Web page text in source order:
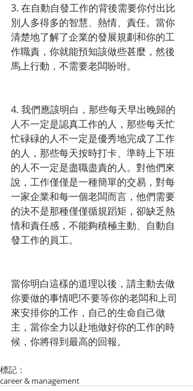
3. 在自動自發工作的背後需要你付出比
別人多得多的智慧、熱情、責任。當你
清楚地了解了企業的發展規劃和你的工
作職責，你就能預知該做些甚麼，然後
馬上行動，不需要老闆吩咐。
4. 我們應該明白，那些每天早出晚歸的
人不一定是認真工作的人，那些每天忙
忙碌碌的人不一定是優秀地完成了工作
的人，那些每天按時打卡、準時上下班
的人不一定是盡職盡責的人。對他們來
說，工作僅僅是一種簡單的交易，對每
一家企業和每一個老闆而言，他們需要
的決不是那種僅僅循規蹈矩，卻缺乏熱
情和責任感，不能夠積極主動、自動自
發工作的員工。
當你明白這樣的道理以後，請主動去做
你要做的事情吧!不要等你的老闆和上司
來安排你的工作，自己的生命自己做
主，當你全力以赴地做好你的工作的時
候，你將得到最高的回報。
標記：
career & management